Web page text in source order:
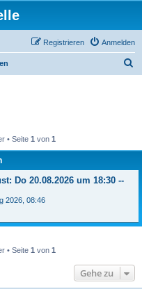
Anmelden
Registrieren
• Seite 1 von 1
Do 20.08.2026 um 18:30 --
2026, 08:46
• Seite 1 von 1
Gehe zu